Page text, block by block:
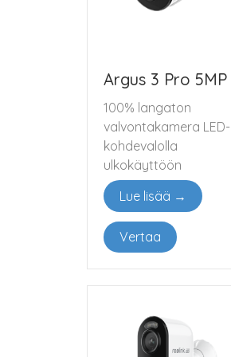
Argus 3 Pro 5MP
100% langaton
valvontakamera LED-
kohdevalolla
ulkokäyttöön
Lue lisää →
Vertaa